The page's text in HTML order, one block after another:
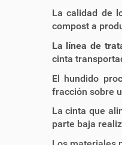
La calidad de
compost a
La línea de
cinta
El hundido
fracción sobre
La cinta que
parte baja